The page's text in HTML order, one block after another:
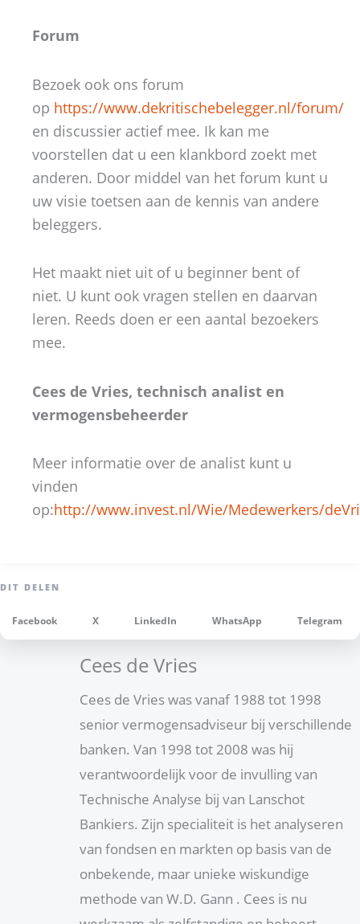
Forum
Bezoek ook ons forum
op https://www.dekritischebelegger.nl/forum/
en discussier actief mee. Ik kan me
voorstellen dat u een klankbord zoekt met
anderen. Door middel van het forum kunt u
uw visie toetsen aan de kennis van andere
beleggers.
Het maakt niet uit of u beginner bent of
niet. U kunt ook vragen stellen en daarvan
leren. Reeds doen er een aantal bezoekers
mee.
Cees de Vries, technisch analist en
vermogensbeheerder
Meer informatie over de analist kunt u
vinden
op:http://www.invest.nl/Wie/Medewerkers/
Facebook X LinkedIn WhatsApp Telegram
Cees de Vries
Cees de Vries was vanaf 1988 tot 1998
senior vermogensadviseur bij verschillende
banken. Van 1998 tot 2008 was hij
verantwoordelijk voor de invulling van
Technische Analyse bij van Lanschot
Bankiers. Zijn specialiteit is het analyseren
van fondsen en markten op basis van de
onbekende, maar unieke wiskundige
methode van W.D. Gann . Cees is nu